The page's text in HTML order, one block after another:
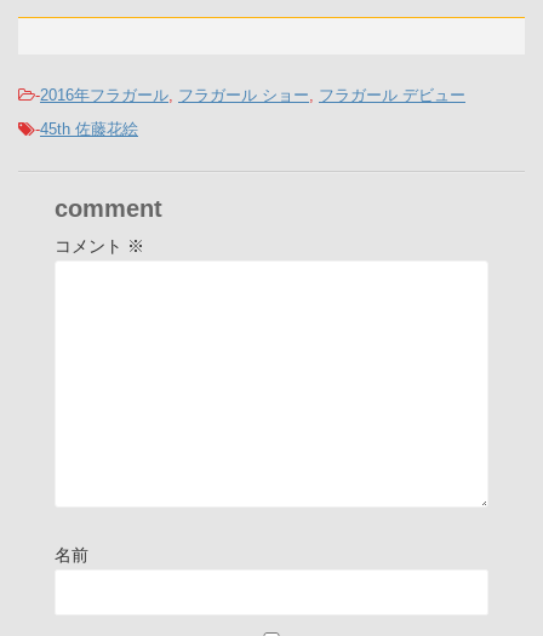
-2016年フラガール, フラガール ショー, フラガール デビュー
-45th 佐藤花絵
comment
コメント ※
名前